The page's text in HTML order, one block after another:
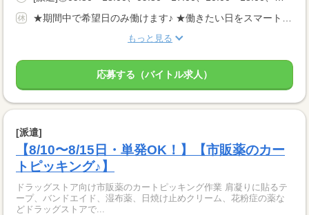
もっと見る
応募する（バイトル求人）
[派遣]
【8/10〜8/15日・単発OK！】【市販薬のカー
トピッキング♪】
ドラッグストア向け市販薬のカートピッキング作業 肩凝りに貼るテ
ープ、バンドエイド、湿布薬、日焼け止めクリーム、花粉症の薬な
どドラッグストアで...